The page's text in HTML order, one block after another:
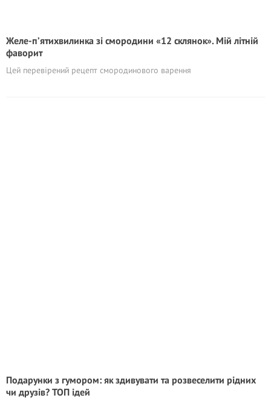
Желе-п’ятихвилинка зі смородини «12 склянок». Мій літній
фаворит
Цей перевірений рецепт смородинового варення
Подарунки з гумором: як здивувати та розвеселити рідних
чи друзів? ТОП ідей